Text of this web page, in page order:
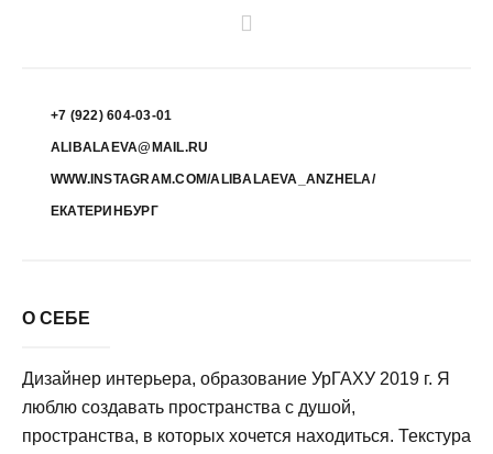
+7 (922) 604-03-01
ALIBALAEVA@MAIL.RU
WWW.INSTAGRAM.COM/ALIBALAEVA_ANZHELA/
ЕКАТЕРИНБУРГ
О СЕБЕ
Дизайнер интерьера, образование УрГАХУ 2019 г. Я
люблю создавать пространства с душой,
пространства, в которых хочется находиться. Текстура